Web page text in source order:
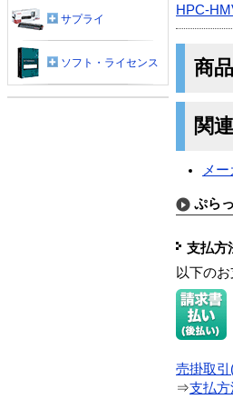
HPC-
商
関
メ
ぷら
支払方
以下のお
売掛取
⇒支払方
サプライ
ソフト・ライセンス